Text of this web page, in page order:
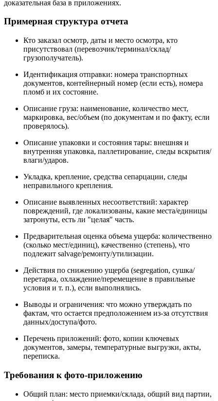
доказательная база в приложениях.
Примерная структура отчета
Кто заказал осмотр, даты и место осмотра, кто
присутствовал (перевозчик/терминал/склад/
грузополучатель).
Идентификация отправки: номера транспортных
документов, контейнерный номер (если есть), номера
пломб и их состояние.
Описание груза: наименование, количество мест,
маркировка, вес/объем (по документам и по факту, если
проверялось).
Описание упаковки и состояния тары: внешняя и
внутренняя упаковка, паллетирование, следы вскрытия/
влаги/ударов.
Укладка, крепление, средства сепарцации, следы
неправильного крепления.
Описание выявленных несоответствий: характер
повреждений, где локализованы, какие места/единицы
затронуты, есть ли "целая" часть.
Предварительная оценка объема ущерба: количественно
(сколько мест/единиц), качественно (степень), что
подлежит salvage/ремонту/утилизации.
Действия по снижению ущерба (segregation, сушка/
перетарка, охлаждение/перемещение в правильные
условия и т. п.), если выполнялись.
Выводы и ограничения: что можно утверждать по
фактам, что остается предположением из-за отсутствия
данных/доступа/фото.
Перечень приложений: фото, копии ключевых
документов, замеры, температурные выгрузки, акты,
переписка.
Требования к фото-приложению
Общий план: место приемки/склада, общий вид партии,